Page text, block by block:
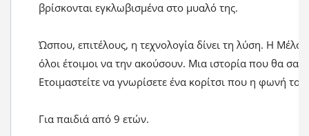
βρίσκονται εγκλωβισμένα στο μυαλό της.
Ώσπου, επιτέλους, η τεχνολογία δίνει τη λύση. Η
όλοι έτοιμοι να την ακούσουν. Μια ιστορία που θα σας
Ετοιμαστείτε να γνωρίσετε ένα κορίτσι που η φωνή
Για παιδιά από 9 ετών.